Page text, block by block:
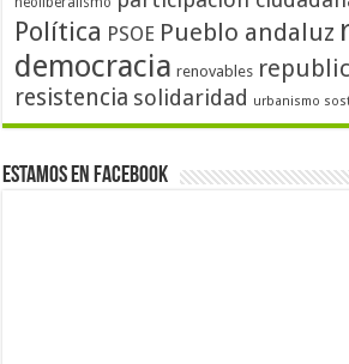
Política PSOE Pueblo andaluz
democracia renovables
resistencia solidaridad urbanismo
Estamos en Facebook